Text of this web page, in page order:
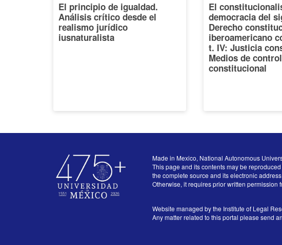
El principio de igualdad.
Análisis crítico desde el
realismo jurídico
iusnaturalista
El
democracia del
Derecho
iberoamericano
t. IV: Justicia
Medios de control
constitucional
Made in Mexico, National Autonomous
This page and its contents may be
the complete source and its electronic
Otherwise, it requires prior written permission
Website managed by the Institute of Legal
Any matter related to this portal please send